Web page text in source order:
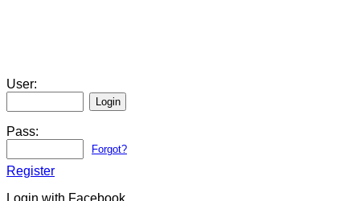
User:
Pass:
Forgot?
Register